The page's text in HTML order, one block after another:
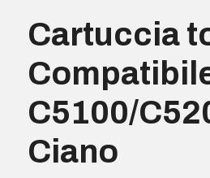
Cartuccia
C5100/
Ciano